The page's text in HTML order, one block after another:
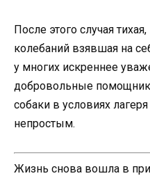
После этого случая
колебаний взявшая на
у многих искреннее
добровольные
собаки в условиях
непростым.
Жизнь снова вошла в